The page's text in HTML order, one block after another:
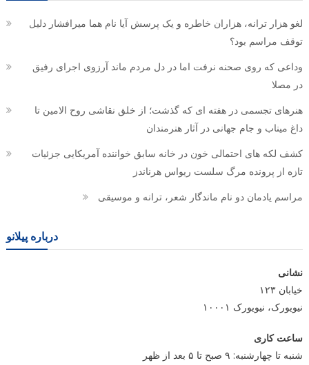
لغو هزار ترانه، هزاران خاطره و یک پرسش آیا نام هما میرافشار دلیل
توقف مراسم بود؟
وداعی که روی صحنه نرفت اما در دل مردم ماند آرزوی اجرای رفیق
در مصلا
هنرهای تجسمی در هفته ای که گذشت؛ از خلق نقاشی روح الامین تا
داغ میناب و جام جهانی در آثار هنرمندان
کشف لکه های احتمالی خون در خانه سابق خواننده آمریکایی جزئیات
تازه از پرونده مرگ سلست ریواس هرناندز
مراسم یادمان دو نام ماندگار شعر، ترانه و موسیقی
درباره پیلانو
نشانی
خیابان ۱۲۳
نیویورک، نیویورک ۱۰۰۰۱
ساعت کاری
شنبه تا چهارشنبه: ۹ صبح تا ۵ بعد از ظهر